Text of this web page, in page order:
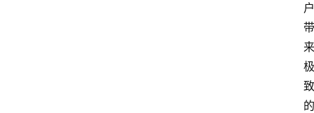
户
带
来
极
致
的